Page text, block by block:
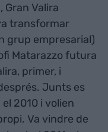
Gran Valira
transformar
grup empresarial)
Matarazzo futura
primer, i
Junts es
2010 i volien
Va vindre de